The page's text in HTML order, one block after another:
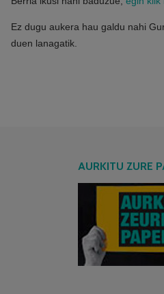
Ez dugu aukera hau galdu nahi
duen lanagatik.
AURKITU ZURE